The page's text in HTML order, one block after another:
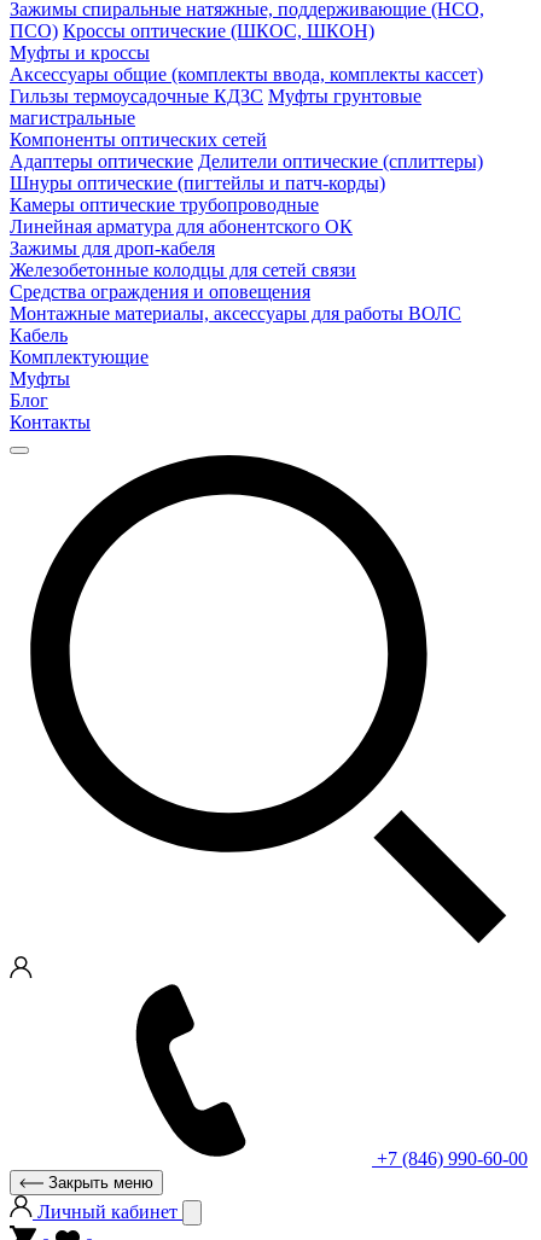
Зажимы спиральные натяжные, поддерживающие (НСО,
ПСО) Кроссы оптические (ШКОС, ШКОН)
Муфты и кроссы
Аксессуары общие (комплекты ввода, комплекты кассет)
Гильзы термоусадочные КДЗС Муфты грунтовые
магистральные
Компоненты оптических сетей
Адаптеры оптические Делители оптические (сплиттеры)
Шнуры оптические (пигтейлы и патч-корды)
Камеры оптические трубопроводные
Линейная арматура для абонентского ОК
Зажимы для дроп-кабеля
Железобетонные колодцы для сетей связи
Средства ограждения и оповещения
Монтажные материалы, аксессуары для работы ВОЛС
Кабель
Комплектующие
Муфты
Блог
Контакты
+7 (846) 990-60-00
Закрыть меню
Личный кабинет